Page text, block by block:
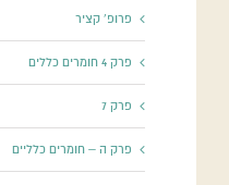
פרופ' קציר
פרק 4 חומרים כללים
פרק 7
פרק ה – חומרים כלליים